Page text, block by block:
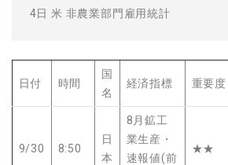
4日 米 非農業部門雇用統計
日付 時間
国
名
経済指標 重要度
9/30 8:50
日
本
8月鉱工
業生産・
速報値(前
★★